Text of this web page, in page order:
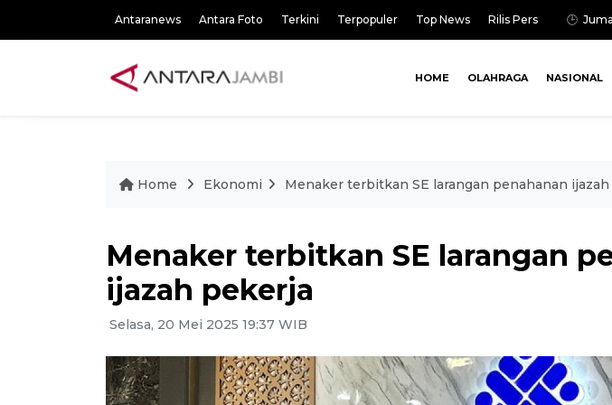
Antaranews Antara Foto Terkini Terpopuler Top News Rilis Pers
HOME OLAHRAGA NASIONAL
Home Ekonomi Menaker terbitkan SE larangan penahanan
Menaker terbitkan SE larangan
ijazah pekerja
Selasa, 20 Mei 2025 19:37 WIB